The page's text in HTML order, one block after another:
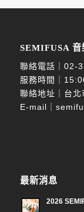
SEMIFUSA 音
聯絡電話｜ 02-
服務時間｜
聯絡地址｜台
E-mail｜
最新消息
2026